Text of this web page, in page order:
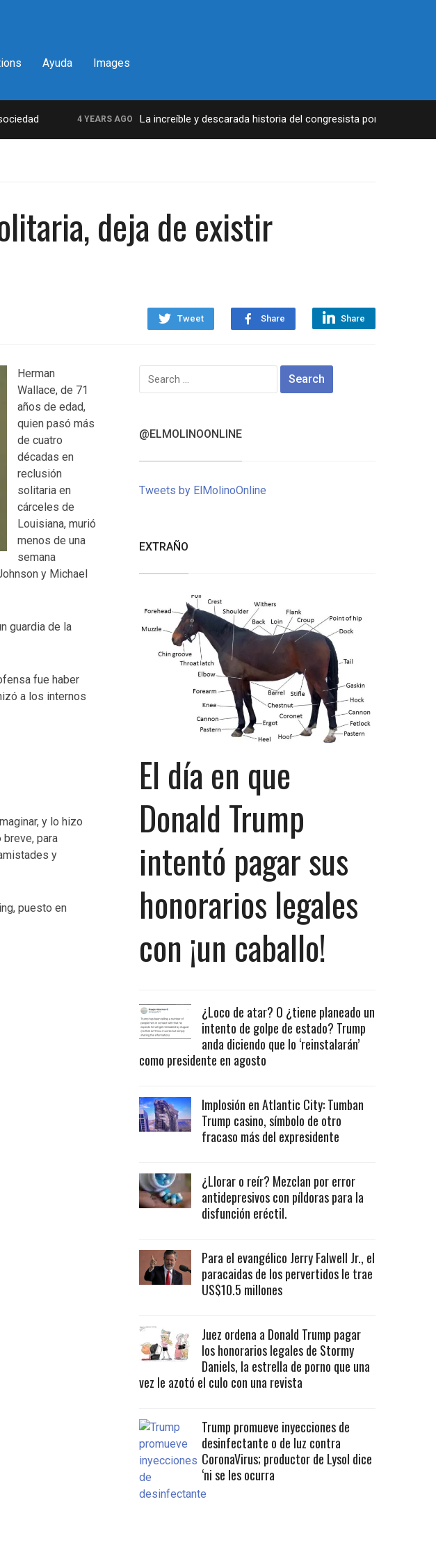
Ayuda Images
4 YEARS AGO La increíble y descarada historia del congresista por NY George
deja de existir
Tweet Share Share
Herman
Wallace, de 71
años de edad,
quien pasó más
de cuatro
décadas en
reclusión
solitaria en
cárceles de
Louisiana, murió
menos de una
semana
y Michael
guardia de la
fue haber
a los internos
y lo hizo
para
y
puesto en
Search
for:
@ELMOLINOONLINE
Tweets by ElMolinoOnline
EXTRAÑO
El día en que
Donald Trump
intentó pagar sus
honorarios legales
con ¡un caballo!
¿Loco de atar? O ¿tiene planeado un
intento de golpe de estado? Trump
anda diciendo que lo ‘reinstalarán’
como presidente en agosto
Implosión en Atlantic City: Tumban
Trump casino, símbolo de otro
fracaso más del expresidente
¿Llorar o reír? Mezclan por error
antidepresivos con píldoras para la
disfunción eréctil.
Para el evangélico Jerry Falwell Jr., el
paracaidas de los pervertidos le trae
US$10.5 millones
Juez ordena a Donald Trump pagar
los honorarios legales de Stormy
Daniels, la estrella de porno que una
vez le azotó el culo con una revista
Trump promueve inyecciones de
desinfectante o de luz contra
CoronaVirus; productor de Lysol dice
‘ni se les ocurra